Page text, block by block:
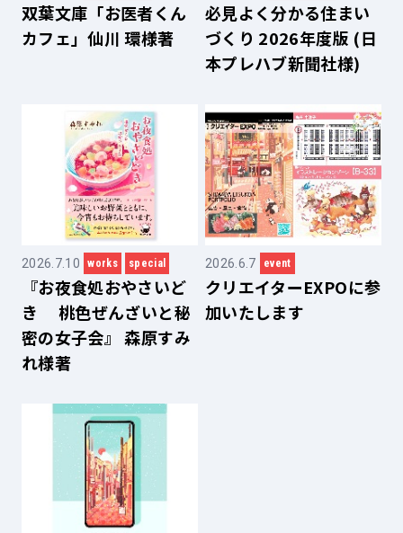
双葉文庫「お医者くん
カフェ」仙川 環様著
必見よく分かる住まい
づくり 2026年度版 (日
本プレハブ新聞社様)
2026.7.10 works special
『お夜食処おやさいど
き 桃色ぜんざいと秘
密の女子会』 森原すみ
れ様著
2026.6.7 event
クリエイターEXPOに参
加いたします